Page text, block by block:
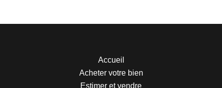
Accueil
Acheter votre bien
Estimer et vendre